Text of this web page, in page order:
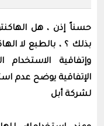
حسناً إذن ، هل
بذلك ؟ ، بالطبع لا
وإتفاقية
الإتفاقية يوضح عدم
لشركة أبل